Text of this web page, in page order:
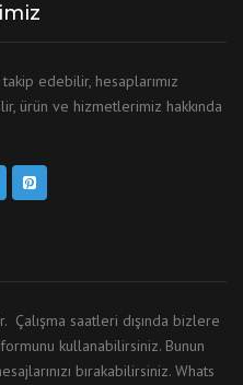
edebilir, hesaplarımız
ürün ve hizmetlerimiz hakkında
Çalışma saatleri dışında bizlere
kullanabilirsiniz. Bunun
bırakabilirsiniz. Whats